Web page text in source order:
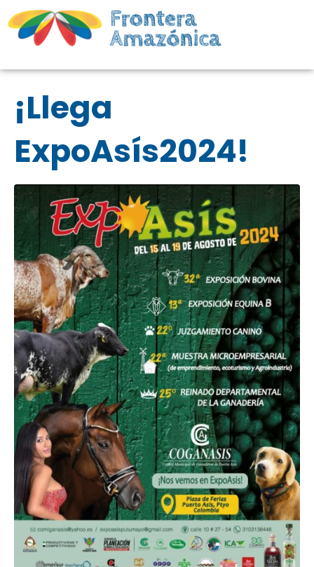
¡Llega
ExpoAsís2024!
Lorem ipsum dolor sit amet, consectetur adipiscing elit,
sed do eiusmod tempor incididunt ut labore et dolore